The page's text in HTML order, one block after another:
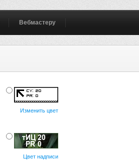
Вебмастеру
Изменить цвет
Цвет надписи